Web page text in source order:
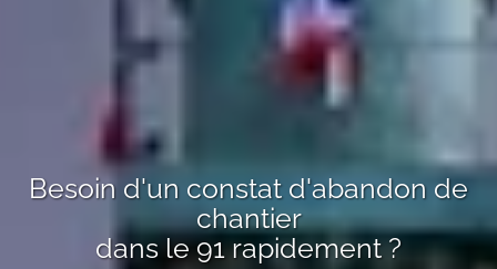
Besoin d'un constat d'abandon de
chantier
dans le 91rapidement ?